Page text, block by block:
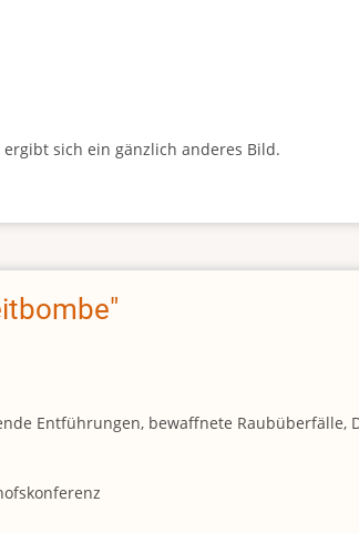
sich ein gänzlich anderes Bild.
Entführungen, bewaffnete